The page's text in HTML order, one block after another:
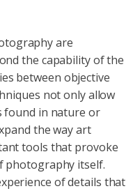
are
the capability of the
between objective
not only allow
found in nature or
the way art
tools that provoke
photography itself.
of details that